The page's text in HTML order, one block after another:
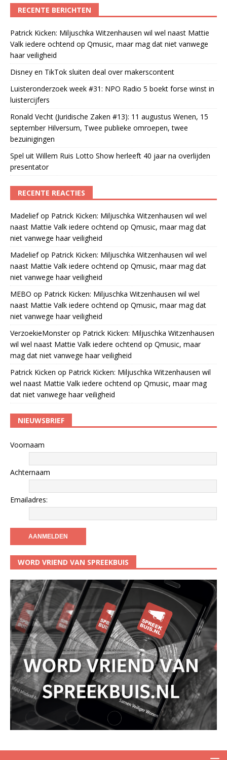
RECENTE BERICHTEN
Patrick Kicken: Miljuschka Witzenhausen wil wel naast Mattie
Valk iedere ochtend op Qmusic, maar mag dat niet vanwege
haar veiligheid
Disney en TikTok sluiten deal over makerscontent
Luisteronderzoek week #31: NPO Radio 5 boekt forse winst in
luistercijfers
Ronald Vecht (Juridische Zaken #13): 11 augustus Wenen, 15
september Hilversum, Twee publieke omroepen, twee
bezuinigingen
Spel uit Willem Ruis Lotto Show herleeft 40 jaar na overlijden
presentator
RECENTE REACTIES
Madeliefop Patrick Kicken: Miljuschka Witzenhausen wil wel
naast Mattie Valk iedere ochtend op Qmusic, maar mag dat
niet vanwege haar veiligheid
Madeliefop Patrick Kicken: Miljuschka Witzenhausen wil wel
naast Mattie Valk iedere ochtend op Qmusic, maar mag dat
niet vanwege haar veiligheid
MEBO op Patrick Kicken: Miljuschka Witzenhausen wil wel
naast Mattie Valk iedere ochtend op Qmusic, maar mag dat
niet vanwege haar veiligheid
VerzoekieMonsterop Patrick Kicken: Miljuschka Witzenhausen
wil wel naast Mattie Valk iedere ochtend op Qmusic, maar
mag dat niet vanwege haar veiligheid
Patrick Kicken op Patrick Kicken: Miljuschka Witzenhausen wil
wel naast Mattie Valk iedere ochtend op Qmusic, maar mag
dat niet vanwege haar veiligheid
NIEUWSBRIEF
Voornaam
Achternaam
Emailadres:
WORD VRIEND VAN SPREEKBUIS